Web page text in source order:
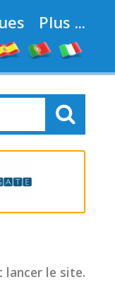
Plus ...
lancer le site.